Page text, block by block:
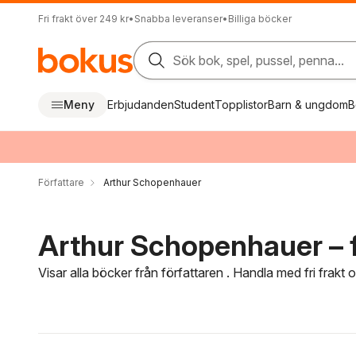
Fri frakt över 249 kr• Snabba leveranser• Billiga böcker
Sök bok, spel, pussel, penna...
Meny ErbjudandenStudentTopplistorBarn & ungdom
Författare Arthur Schopenhauer
Arthur Schopenhauer
Visar alla böcker från författaren . Handla med fri frakt